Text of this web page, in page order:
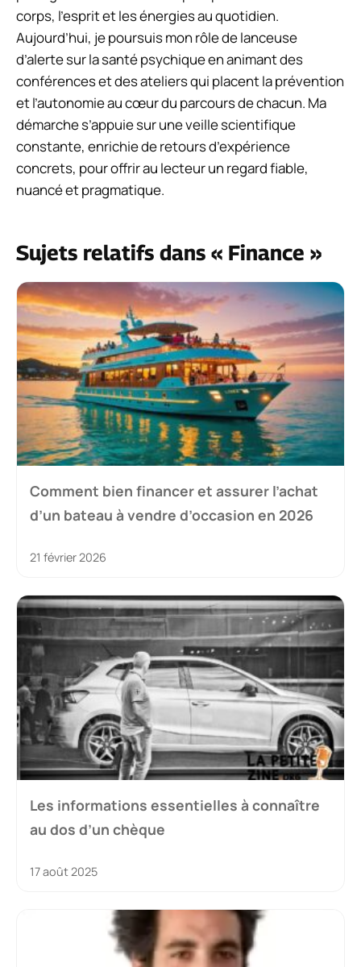
corps, l’esprit et les énergies au quotidien.
Aujourd’hui, je poursuis mon rôle de lanceuse
d’alerte sur la santé psychique en animant des
conférences et des ateliers qui placent la prévention
et l’autonomie au cœur du parcours de chacun. Ma
démarche s’appuie sur une veille scientifique
constante, enrichie de retours d’expérience
concrets, pour offrir au lecteur un regard fiable,
nuancé et pragmatique.
Sujets relatifs dans « Finance »
Comment bien financer et assurer l’achat
d’un bateau à vendre d’occasion en 2026
21 février 2026
Les informations essentielles à connaître
au dos d’un chèque
17 août 2025